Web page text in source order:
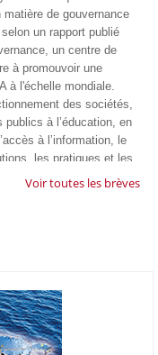
de gouvernance
un rapport publié
un centre de
à promouvoir une
à l'échelle mondiale.
des sociétés,
à l’éducation, en
à l’information, le
les pratiques et les
un déploiement
a été faite
Summit du groupe
son objectif
en cinq ans. Baptisée
Voir toutes les brèves